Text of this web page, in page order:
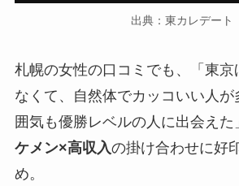
出典：東カレデート
札幌の女性の口コミでも、「東京
なくて、自然体でカッコいい人が
囲気も優勝レベルの人に出会えた
ケメン×高収入の掛け合わせに好
め。